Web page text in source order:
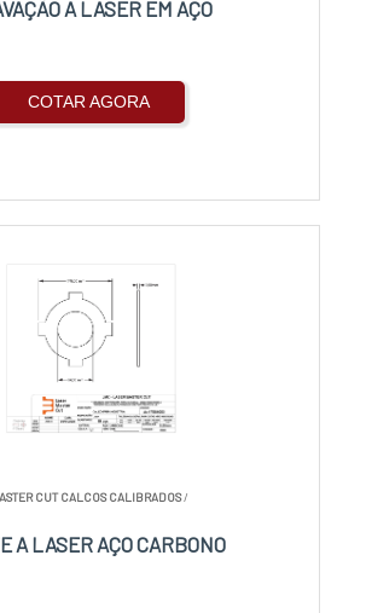
A LASER EM AÇO
COTAR AGORA
CUT CALCOS CALIBRADOS/
A LASER AÇO CARBONO